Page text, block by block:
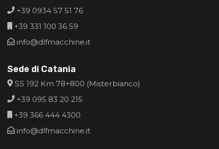
+39 0934 57 51 76
+39 331 100 36 59
info@dlfmacchine.it
Sede di Catania
SS 192 Km 78+800 (Misterbianco)
+39 095 83 20 215
+39 366 444 4300
info@dlfmacchine.it